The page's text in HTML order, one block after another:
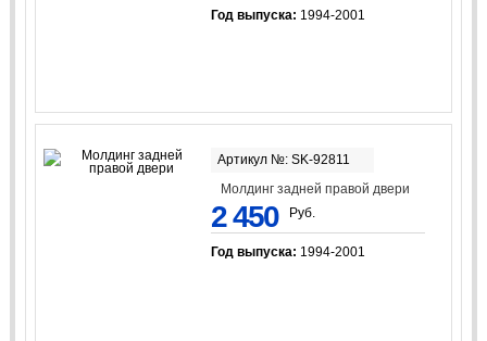
Год выпуска: 1994-2001
Артикул №: SK-92811
Молдинг задней правой двери
2 450 Руб.
Год выпуска: 1994-2001